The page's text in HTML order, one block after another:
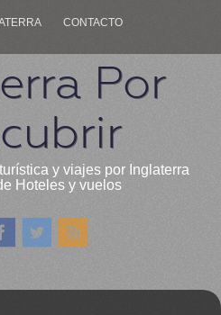
CONTACTO
Por
y viajes por Inglaterra
Hoteles y vuelos